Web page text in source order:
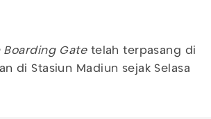
Boarding Gate telah terpasang di
di Stasiun Madiun sejak Selasa